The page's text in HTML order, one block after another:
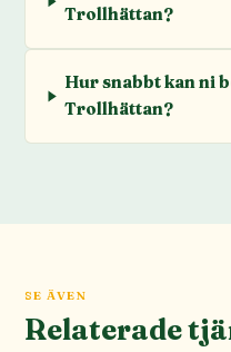
Trollhättan?
Hur snabbt kan ni
Trollhättan?
SE ÄVEN
Relaterade